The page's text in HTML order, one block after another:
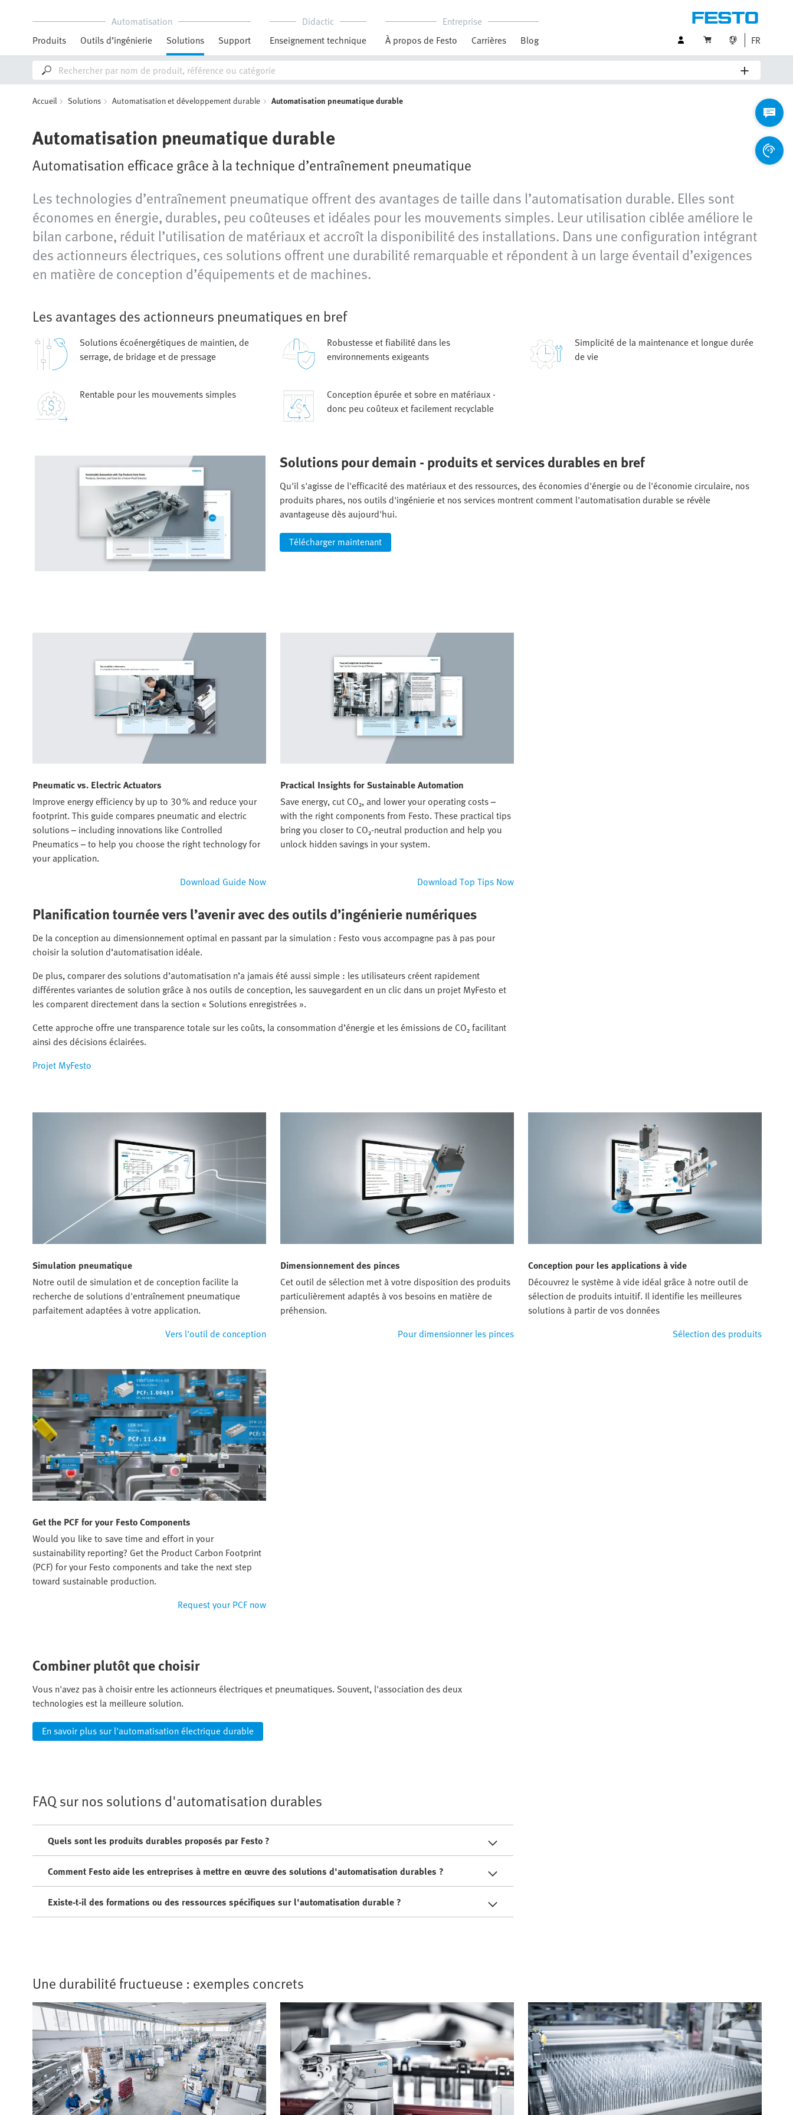
Automatisation
Produits
Outils d’ingénierie Solutions Support
Didactic
Enseignement technique
Entreprise
À propos de Festo
Carrières Blog FR
Accueil Solutions Automatisation et développement durable Automatisation pneumatique durable
Automatisation pneumatique durable
Automatisation efficace grâce à la technique d’entraînement pneumatique
Les technologies d’entraînement pneumatique offrent des avantages de taille dans l’automatisation durable. Elles sont
économes en énergie, durables, peu coûteuses et idéales pour les mouvements simples. Leur utilisation ciblée améliore le
bilan carbone, réduit l’utilisation de matériaux et accroît la disponibilité des installations. Dans une configuration intégrant
des actionneurs électriques, ces solutions offrent une durabilité remarquable et répondent à un large éventail d’exigences
en matière de conception d’équipements et de machines.
Les avantages des actionneurs pneumatiques en bref
Solutions écoénergétiques de maintien, de
serrage, de bridage et de pressage
Robustesse et fiabilité dans les
environnements exigeants
Simplicité de la maintenance et longue durée
de vie
Rentable pour les mouvements simples
Conception épurée et sobre en matériaux -
donc peu coûteux et facilement recyclable
Solutions pour demain - produits et services durables en bref
Qu'il s'agisse de l'efficacité des matériaux et des ressources, des économies d'énergie ou de l'économie circulaire, nos
produits phares, nos outils d'ingénierie et nos services montrent comment l'automatisation durable se révèle
avantageuse dès aujourd'hui.
Télécharger maintenant
Pneumatic vs. Electric Actuators
Improve energy efficiency by up to 30 % and reduce your
footprint. This guide compares pneumatic and electric
solutions – including innovations like Controlled
Pneumatics – to help you choose the right technology for
your application.
Download Guide Now
Practical Insights for Sustainable Automation
Save energy, cut CO₂, and lower your operating costs –
with the right components from Festo. These practical tips
bring you closer to CO₂-neutral production and help you
unlock hidden savings in your system.
Download Top Tips Now
Planification tournée vers l’avenir avec des outils d’ingénierie numériques
De la conception au dimensionnement optimal en passant par la simulation : Festo vous accompagne pas à pas pour
choisir la solution d’automatisation idéale.
De plus, comparer des solutions d’automatisation n’a jamais été aussi simple : les utilisateurs créent rapidement
différentes variantes de solution grâce à nos outils de conception, les sauvegardent en un clic dans un projet MyFesto et
les comparent directement dans la section « Solutions enregistrées ».
Cette approche offre une transparence totale sur les coûts, la consommation d’énergie et les émissions de CO₂ facilitant
ainsi des décisions éclairées.
Projet MyFesto
Simulation pneumatique
Notre outil de simulation et de conception facilite la
recherche de solutions d'entraînement pneumatique
parfaitement adaptées à votre application.
Vers l'outil de conception
Dimensionnement des pinces
Cet outil de sélection met à votre disposition des produits
particulièrement adaptés à vos besoins en matière de
préhension.
Pour dimensionner les pinces
Conception pour les applications à vide
Découvrez le système à vide idéal grâce à notre outil de
sélection de produits intuitif. Il identifie les meilleures
solutions à partir de vos données
Sélection des produits
Get the PCF for your Festo Components
Would you like to save time and effort in your
sustainability reporting? Get the Product Carbon Footprint
(PCF) for your Festo components and take the next step
toward sustainable production.​
Request your PCF now
Combiner plutôt que choisir
Vous n'avez pas à choisir entre les actionneurs électriques et pneumatiques. Souvent, l'association des deux
technologies est la meilleure solution.
En savoir plus sur l'automatisation électrique durable
FAQ sur nos solutions d'automatisation durables
Quels sont les produits durables proposés par Festo ?
Comment Festo aide les entreprises à mettre en œuvre des solutions d'automatisation durables ?
Existe-t-il des formations ou des ressources spécifiques sur l'automatisation durable ?
Une durabilité fructueuse : exemples concrets